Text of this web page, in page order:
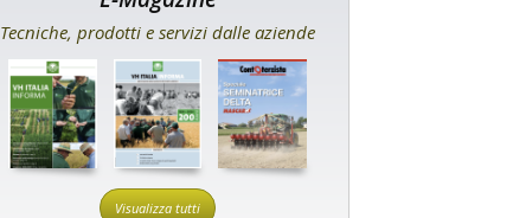
Tecniche, prodotti e servizi dalle aziende
Visualizza tutti